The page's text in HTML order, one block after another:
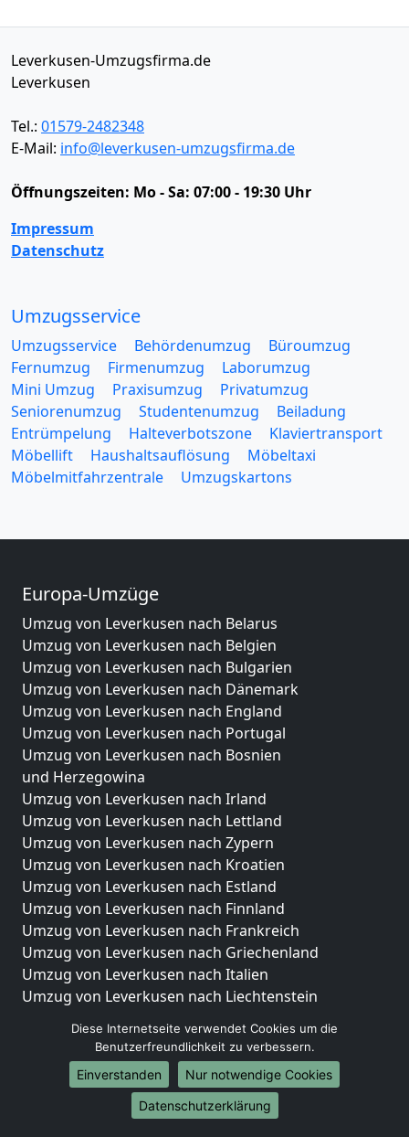
Leverkusen-Umzugsfirma.de
Leverkusen
Tel.: 01579-2482348
E-Mail: info@leverkusen-umzugsfirma.de
Öffnungszeiten: Mo - Sa: 07:00 - 19:30 Uhr
Impressum
Datenschutz
Umzugsservice
Umzugsservice Behördenumzug
Büroumzug
Fernumzug
Firmenumzug
Laborumzug
Mini Umzug
Praxisumzug
Privatumzug
Seniorenumzug
Studentenumzug
Beiladung
Entrümpelung
Halteverbotszone
Klaviertransport
Möbellift
Haushaltsauflösung
Möbeltaxi
Möbelmitfahrzentrale
Umzugskartons
Europa-Umzüge
Umzug von Leverkusen nach Belarus
Umzug von Leverkusen nach Belgien
Umzug von Leverkusen nach Bulgarien
Umzug von Leverkusen nach Dänemark
Umzug von Leverkusen nach England
Umzug von Leverkusen nach Portugal
Umzug von Leverkusen nach Bosnien
und Herzegowina
Umzug von Leverkusen nach Irland
Umzug von Leverkusen nach Lettland
Umzug von Leverkusen nach Zypern
Umzug von Leverkusen nach Kroatien
Umzug von Leverkusen nach Estland
Umzug von Leverkusen nach Finnland
Umzug von Leverkusen nach Frankreich
Umzug von Leverkusen nach Griechenland
Umzug von Leverkusen nach Italien
Umzug von Leverkusen nach Liechtenstein
Umzug von Leverkusen nach Niederlande
Umzug von Leverkusen nach Norwegen
Umzüge-Deutschlandweit
Diese Internetseite verwendet Cookies um die
Benutzerfreundlichkeit zu verbessern.
Einverstanden
Nur notwendige Cookies
Datenschutzerklärung